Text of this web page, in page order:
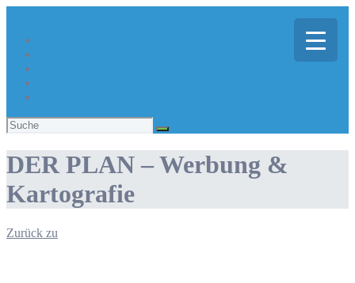
Suchen
nach:
DER PLAN – Werbung &
Kartografie
Zurück zu